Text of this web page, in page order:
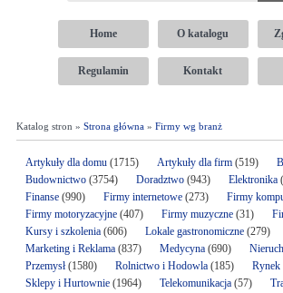
Home O katalogu
Regulamin Kontakt
Katalog stron » Strona główna» Firmy wg branż
Artykuły dla domu(1715) Artykuły dla firm(519)
Budownictwo(3754) Doradztwo(943) Elektronika
Finanse(990) Firmy internetowe (273) Firmy
Firmy motoryzacyjne(407) Firmy muzyczne(31)
Kursy i szkolenia(606) Lokale gastronomiczne(279)
Marketing i Reklama(837) Medycyna(690)
Przemysł(1580) Rolnictwo i Hodowla(185) Rynek
Sklepy i Hurtownie(1964) Telekomunikacja(57)